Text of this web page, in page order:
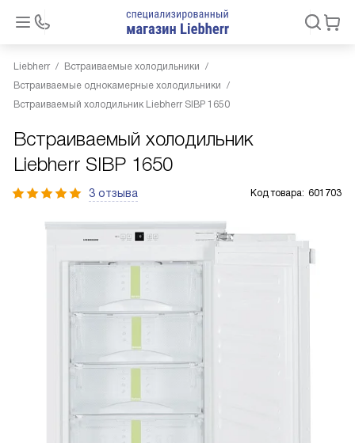
Liebherr
Встраиваемые холодильники
Встраиваемые однокамерные холодильники
Встраиваемый холодильник Liebherr SIBP 1650
Встраиваемый холодильник
Liebherr SIBP 1650
3 отзыва Код товара: 601703